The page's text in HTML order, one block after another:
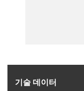
기술 데이터